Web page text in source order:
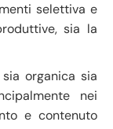
selettiva e
sia la
organica sia
nei
e contenuto